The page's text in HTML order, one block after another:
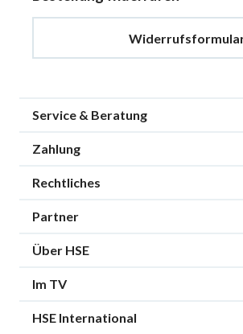
Service & Beratung
Zahlung
Rechtliches
Partner
Über HSE
Im TV
HSE International